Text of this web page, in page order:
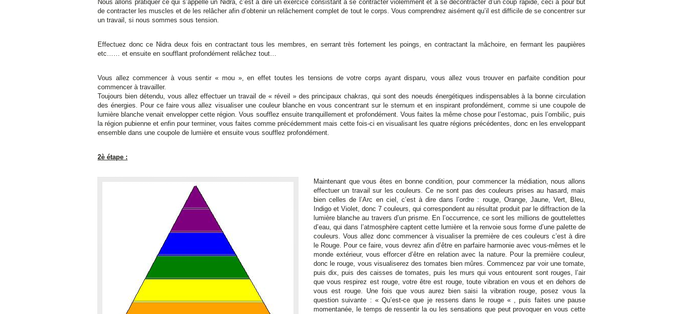
Nous allons pratiquer ce qui s’appelle un Nidra, c’est à dire un exercice consistant à se contracter violemment et à se décontracter d’un coup rapide, ceci à pour but
de contracter les muscles et de les relâcher afin d’obtenir un relâchement complet de tout le corps. Vous comprendrez aisément qu’il est difficile de se concentrer sur
un travail, si nous sommes sous tension.
Effectuez donc ce Nidra deux fois en contractant tous les membres, en serrant très fortement les poings, en contractant la mâchoire, en fermant les paupières
etc…… et ensuite en soufflant profondément relâchez tout…
Vous allez commencer à vous sentir « mou », en effet toutes les tensions de votre corps ayant disparu, vous allez vous trouver en parfaite condition pour
commencer à travailler.
Toujours bien détendu, vous allez effectuer un travail de « réveil » des principaux chakras, qui sont des noeuds énergétiques indispensables à la bonne circulation
des énergies. Pour ce faire vous allez visualiser une couleur blanche en vous concentrant sur le sternum et en inspirant profondément, comme si une coupole de
lumière blanche venait envelopper cette région. Vous soufflez ensuite tranquillement et profondément. Vous faites la même chose pour l’estomac, puis l’ombilic, puis
la région pubienne et enfin pour terminer, vous faites comme précédemment mais cette fois-ci en visualisant les quatre régions précédentes, donc en les enveloppant
ensemble dans une coupole de lumière et ensuite vous soufflez profondément.
2è étape :
Maintenant que vous êtes en bonne condition, pour commencer la médiation, nous allons
effectuer un travail sur les couleurs. Ce ne sont pas des couleurs prises au hasard, mais
bien celles de l’Arc en ciel, c’est à dire dans l’ordre : rouge, Orange, Jaune, Vert, Bleu,
Indigo et Violet, donc 7 couleurs, qui correspondent au résultat produit par le diffraction de la
lumière blanche au travers d’un prisme. En l’occurrence, ce sont les millions de gouttelettes
d’eau, qui dans l’atmosphère captent cette lumière et la renvoie sous forme d’une palette de
couleurs. Vous allez donc commencer à visualiser la première de ces couleurs c’est à dire
le Rouge. Pour ce faire, vous devrez afin d’être en parfaire harmonie avec vous-mêmes et le
monde extérieur, vous efforcer d’être en relation avec la nature. Pour la première couleur,
donc le rouge, vous visualiserez des tomates bien mûres. Commencez par voir une tomate,
puis dix, puis des caisses de tomates, puis les murs qui vous entourent sont rouges, l’air
que vous respirez est rouge, votre être est rouge, toute vibration en vous et en dehors de
vous est rouge. Une fois que vous aurez bien saisi la vibration rouge, posez vous la
question suivante : « Qu’est-ce que je ressens dans le rouge « , puis faites une pause
momentanée, le temps de ressentir la ou les sensations que peut provoquer en vous cette